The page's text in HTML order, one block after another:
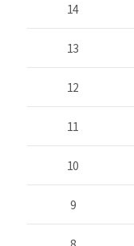
14
13
12
11
10
9